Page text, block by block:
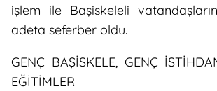
işlem ile Başiskeleli
adeta seferber oldu.
GENÇ BAŞİSKELE, GENÇ
EĞİTİMLER